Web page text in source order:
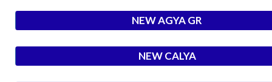
NEW AGYA GR
NEW CALYA